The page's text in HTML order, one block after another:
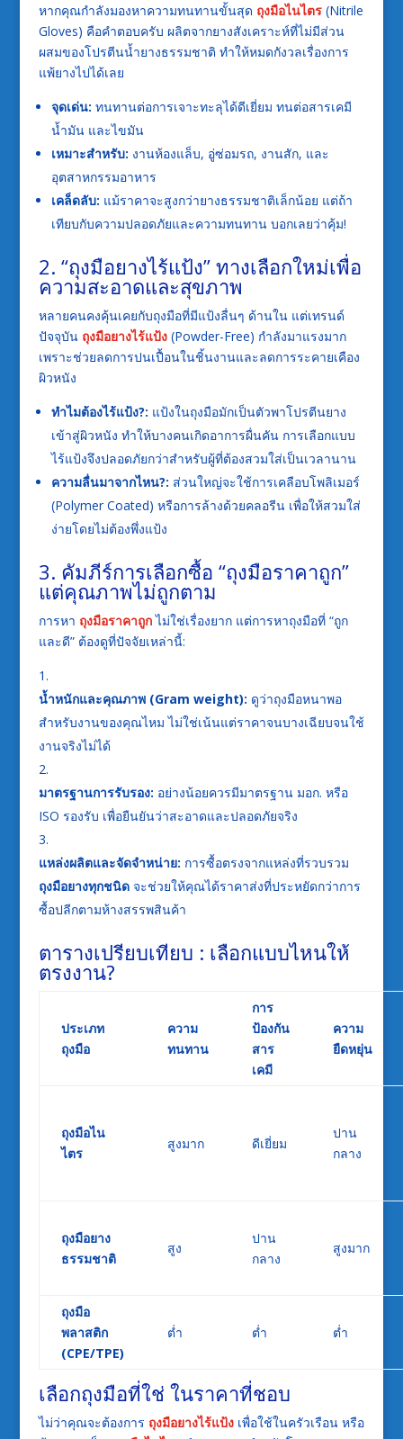
หากคุณกำลังมองหาความทนทานขั้นสุด ถุงมือไนไตร (Nitrile
Gloves) คือคำตอบครับ ผลิตจากยางสังเคราะห์ที่ไม่มีส่วน
ผสมของโปรตีนน้ำยางธรรมชาติ ทำให้หมดกังวลเรื่องการ
แพ้ยางไปได้เลย
จุดเด่น: ทนทานต่อการเจาะทะลุได้ดีเยี่ยม ทนต่อสารเคมี
น้ำมัน และไขมัน
เหมาะสำหรับ: งานห้องแล็บ, อู่ซ่อมรถ, งานสัก, และ
อุตสาหกรรมอาหาร
เคล็ดลับ: แม้ราคาจะสูงกว่ายางธรรมชาติเล็กน้อย แต่ถ้า
เทียบกับความปลอดภัยและความทนทาน บอกเลยว่าคุ้ม!
2. “ถุงมือยางไร้แป้ง” ทางเลือกใหม่เพื่อ
ความสะอาดและสุขภาพ
หลายคนคงคุ้นเคยกับถุงมือที่มีแป้งลื่นๆ ด้านใน แต่เทรนด์
ปัจจุบัน ถุงมือยางไร้แป้ง(Powder-Free) กำลังมาแรงมาก
เพราะช่วยลดการปนเปื้อนในชิ้นงานและลดการระคายเคือง
ผิวหนัง
ทำไมต้องไร้แป้ง?: แป้งในถุงมือมักเป็นตัวพาโปรตีนยาง
เข้าสู่ผิวหนัง ทำให้บางคนเกิดอาการผื่นคัน การเลือกแบบ
ไร้แป้งจึงปลอดภัยกว่าสำหรับผู้ที่ต้องสวมใส่เป็นเวลานาน
ความลื่นมาจากไหน?: ส่วนใหญ่จะใช้การเคลือบโพลิเมอร์
(Polymer Coated) หรือการล้างด้วยคลอรีน เพื่อให้สวมใส่
ง่ายโดยไม่ต้องพึ่งแป้ง
3. คัมภีร์การเลือกซื้อ “ถุงมือราคาถูก”
แต่คุณภาพไม่ถูกตาม
การหา ถุงมือราคาถูก ไม่ใช่เรื่องยาก แต่การหาถุงมือที่ “ถูก
และดี” ต้องดูที่ปัจจัยเหล่านี้:
น้ำหนักและคุณภาพ (Gram weight): ดูว่าถุงมือหนาพอ
สำหรับงานของคุณไหม ไม่ใช่เน้นแต่ราคาจนบางเฉียบจนใช้
งานจริงไม่ได้
มาตรฐานการรับรอง: อย่างน้อยควรมีมาตรฐาน มอก. หรือ
ISO รองรับ เพื่อยืนยันว่าสะอาดและปลอดภัยจริง
แหล่งผลิตและจัดจำหน่าย: การซื้อตรงจากแหล่งที่รวบรวม
ถุงมือยางทุกชนิดจะช่วยให้คุณได้ราคาส่งที่ประหยัดกว่าการ
ซื้อปลีกตามห้างสรรพสินค้า
ตารางเปรียบเทียบ : เลือกแบบไหนให้
ตรงงาน?
ประเภท
ถุงมือ
ความ
ทนทาน
การ
ป้องกัน
สาร
เคมี
ความ
ยืดหยุ่น
ถุงมือไน
ไตร
สูงมาก ดีเยี่ยม
ปาน
กลาง
ถุงมือยาง
ธรรมชาติ
สูง
ปาน
กลาง
สูงมาก
ถุงมือ
พลาสติก
(CPE/TPE)
ต่ำ ต่ำ ต่ำ
เลือกถุงมือที่ใช่ ในราคาที่ชอบ
ไม่ว่าคุณจะต้องการ ถุงมือยางไร้แป้ง เพื่อใช้ในครัวเรือน หรือ